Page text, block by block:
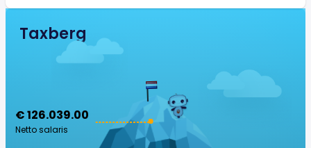
Taxberg
€ 126.039.00
Netto salaris